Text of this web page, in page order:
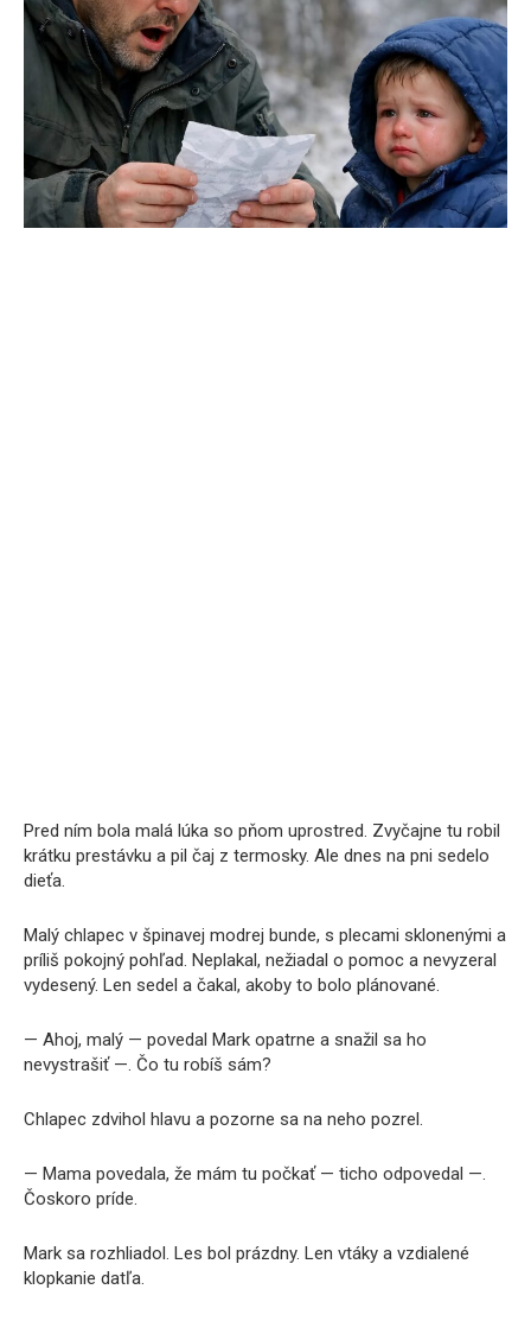
Pred ním bola malá lúka so pňom uprostred. Zvyčajne tu robil
krátku prestávku a pil čaj z termosky. Ale dnes na pni sedelo
dieťa.
Malý chlapec v špinavej modrej bunde, s plecami sklonenými a
príliš pokojný pohľad. Neplakal, nežiadal o pomoc a nevyzeral
vydesený. Len sedel a čakal, akoby to bolo plánované.
— Ahoj, malý — povedal Mark opatrne a snažil sa ho
nevystrašiť —. Čo tu robíš sám?
Chlapec zdvihol hlavu a pozorne sa na neho pozrel.
— Mama povedala, že mám tu počkať — ticho odpovedal —.
Čoskoro príde.
Mark sa rozhliadol. Les bol prázdny. Len vtáky a vzdialené
klopkanie datľa.